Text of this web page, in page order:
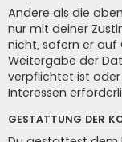
Andere als die
nur mit deiner
nicht, sofern er auf
Weitergabe der
verpflichtet ist
Interessen
GESTATTUNG DER